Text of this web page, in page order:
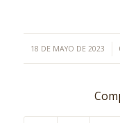
18 DE MAYO DE 2023
/